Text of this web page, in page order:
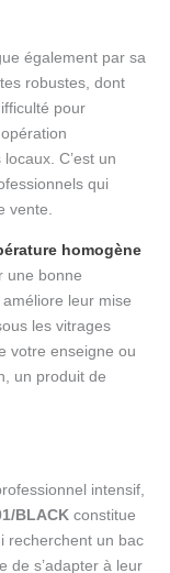
également par sa
robustes, dont
pour
C’est un
qui
vente.
homogène
une bonne
leur mise
les vitrages
votre enseigne ou
un produit de
intensif,
BLACKconstitue
recherchent un bac
de s’adapter à leur